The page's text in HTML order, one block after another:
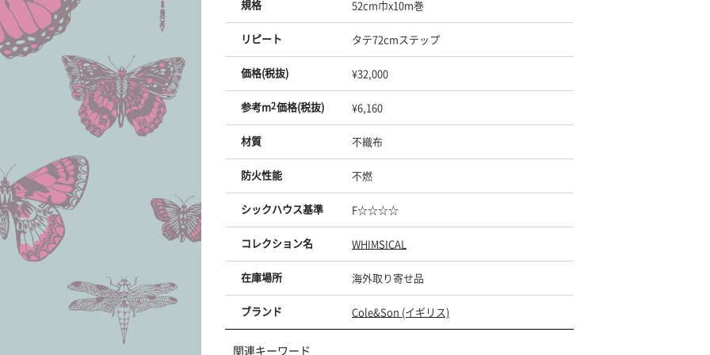
規格 52cm巾x10m巻
リピート タテ72cmステップ
価格(税抜) ¥32,000
参考m2価格(税抜) ¥6,160
材質 不織布
防火性能 不燃
シックハウス基準 F☆☆☆☆
コレクション名 WHIMSICAL
在庫場所 海外取り寄せ品
ブランド Cole&Son (イギリス)
関連キーワード